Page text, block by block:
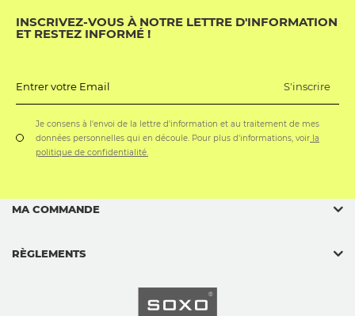
INSCRIVEZ-VOUS À NOTRE LETTRE D'INFORMATION
ET RESTEZ INFORMÉ !
Entrer votre Email S'inscrire
Je consens à l'envoi de la lettre d'information et au traitement de mes
données personnelles qui en découle. Pour plus d'informations, voir la
politique de confidentialité.
MA COMMANDE
RÈGLEMENTS